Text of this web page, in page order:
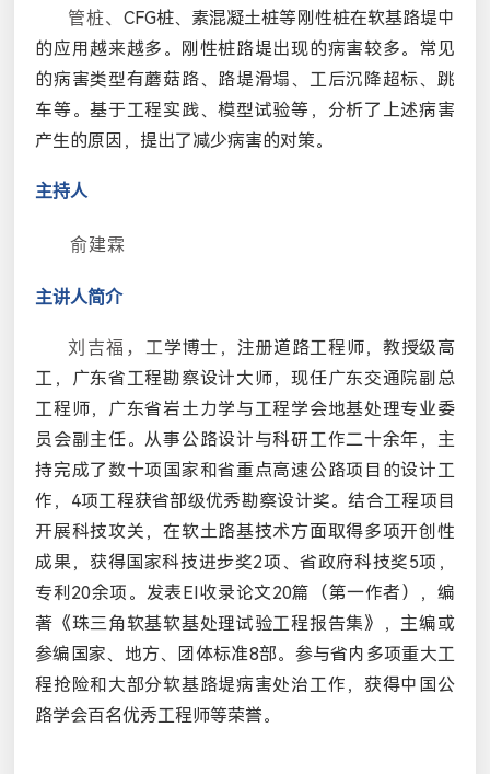
管桩、CFG桩、素混凝土桩等刚性桩在软基路堤中
的应用越来越多。刚性桩路堤出现的病害较多。常见
的病害类型有蘑菇路、路堤滑塌、工后沉降超标、跳
车等。基于工程实践、模型试验等，分析了上述病害
产生的原因，提出了减少病害的对策。
主持人
俞建霖
主讲人简介
刘吉福，工学博士，注册道路工程师， 教授级高
工，广东省工程勘察设计大师，现任广东交通院副 总
工程师，广东省岩土力学与工程学会地基处理专业委
员会副主任。从事公路设计与科研工作二十余年，主
持完成了 数十项国家和省重点高速公路项 目的设计工
作， 4项工程获省部级优秀勘察设计奖。结合工程项 目
开展科技攻关 ，在软土路基技术方面取得多项开创 性
成果， 获得国家科技进步奖2项、省政府科技奖5项 ，
专利 20余项 。 发表 EI 收录论文20篇（第一作者），编
著《珠三角软基软基处理试验工程报告集》，主编或
参编国家、地方、 团 体标准8部。 参与省内 多项重大工
程抢险和大部分软基路堤病害处治工作， 获得中 国 公
路学会百名优秀工程师等荣誉。